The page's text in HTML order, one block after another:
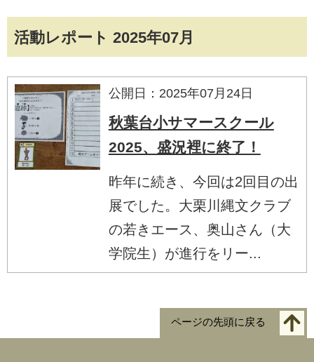
活動レポート 2025年07月
公開日：2025年07月24日
秋葉台小サマースクール
2025、盛況裡に終了！
昨年に続き、今回は2回目の出
展でした。大栗川縄文クラブ
の若きエース、奥山さん（大
学院生）が進行をリー...
ページの先頭に戻る